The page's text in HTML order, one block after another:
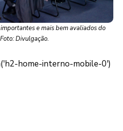
e mais bem avaliados do
Divulgação.